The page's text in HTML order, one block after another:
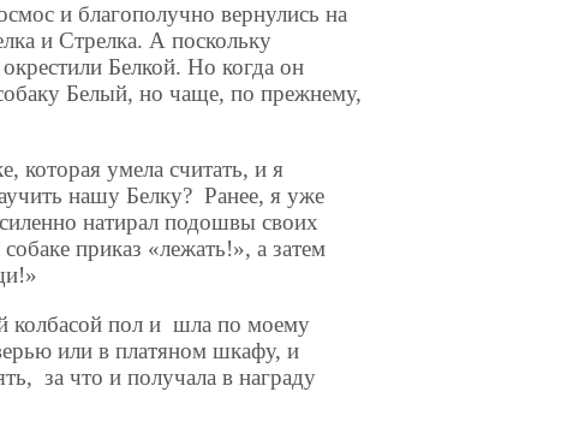
и благополучно вернулись на
и Стрелка. А поскольку
Белкой. Но когда он
Белый, но чаще, по прежнему,
которая умела считать, и я
нашу Белку? Ранее, я уже
натирал подошвы своих
приказ «лежать!», а затем
колбасой пол и шла по моему
или в платяном шкафу, и
за что и получала в награду